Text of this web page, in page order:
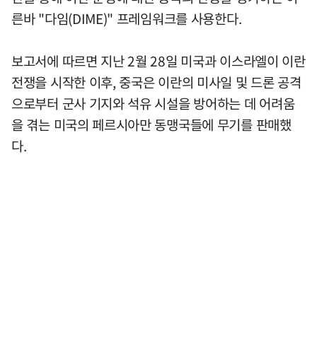
른바 "다임(DIME)" 프레임워크를 사용한다.
보고서에 따르면 지난 2월 28일 미국과 이스라엘이 이란
전쟁을 시작한 이후, 중국은 이란의 미사일 및 드론 공격
으로부터 군사 기지와 석유 시설을 방어하는 데 어려움
을 겪는 미국의 페르시아만 동맹국들에 무기를 판매했
다.